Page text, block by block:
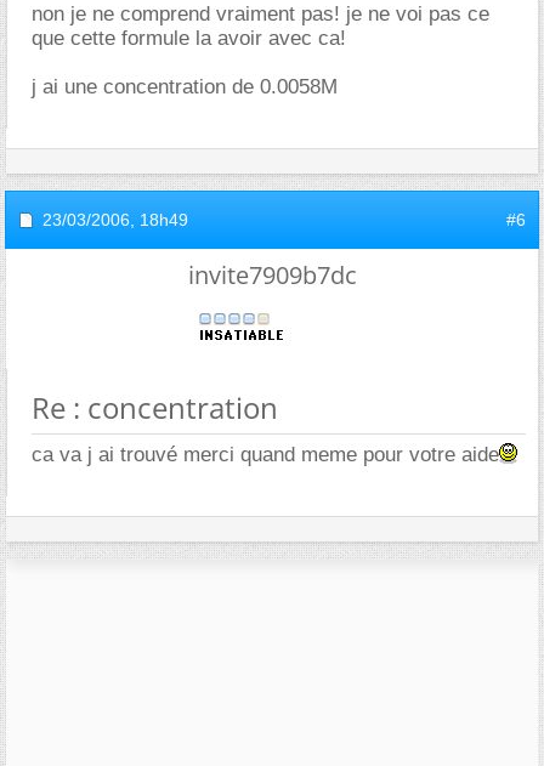
non je ne comprend vraiment pas! je ne voi pas ce
que cette formule la avoir avec ca!
j ai une concentration de 0.0058M
23/03/2006, 18h49 #6
invite7909b7dc
Re : concentration
ca va j ai trouvé merci quand meme pour votre aide